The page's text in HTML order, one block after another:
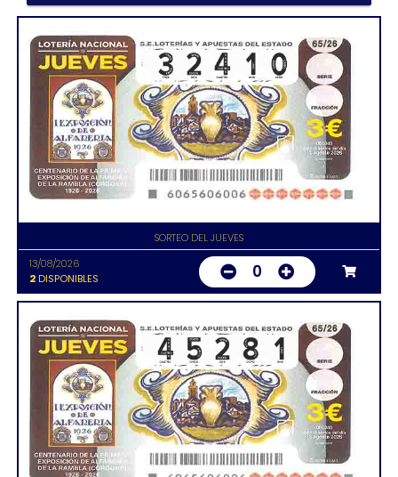
SORTEO DEL JUEVES
13/08/2026
2DISPONIBLES 0